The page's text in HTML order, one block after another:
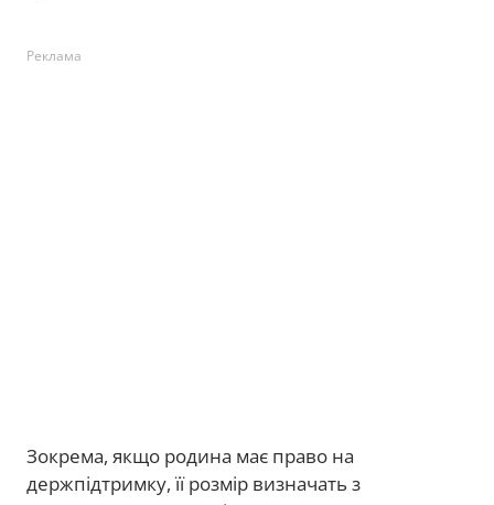
Реклама
Зокрема, якщо родина має право на
держпідтримку, її розмір визначать з